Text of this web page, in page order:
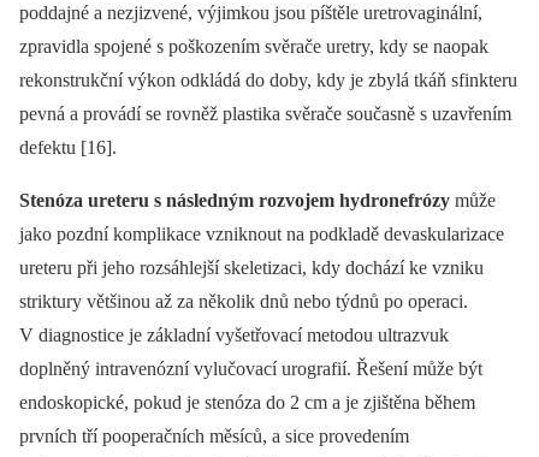
poddajné a nezjizvené, výjimkou jsou píštěle uretrovaginální,
zpravidla spojené s poškozením svěrače uretry, kdy se naopak
rekonstrukční výkon odkládá do doby, kdy je zbylá tkáň sfinkteru
pevná a provádí se rovněž plastika svěrače současně s uzavřením
defektu [16].
Stenóza ureteru s následným rozvojem hydronefrózy může
jako pozdní komplikace vzniknout na podkladě devaskularizace
ureteru při jeho rozsáhlejší skeletizaci, kdy dochází ke vzniku
striktury většinou až za několik dnů nebo týdnů po operaci.
V diagnostice je základní vyšetřovací metodou ultrazvuk
doplněný intravenózní vylučovací urografií. Řešení může být
endoskopické, pokud je stenóza do 2 cm a je zjištěna během
prvních tří pooperačních měsíců, a sice provedením